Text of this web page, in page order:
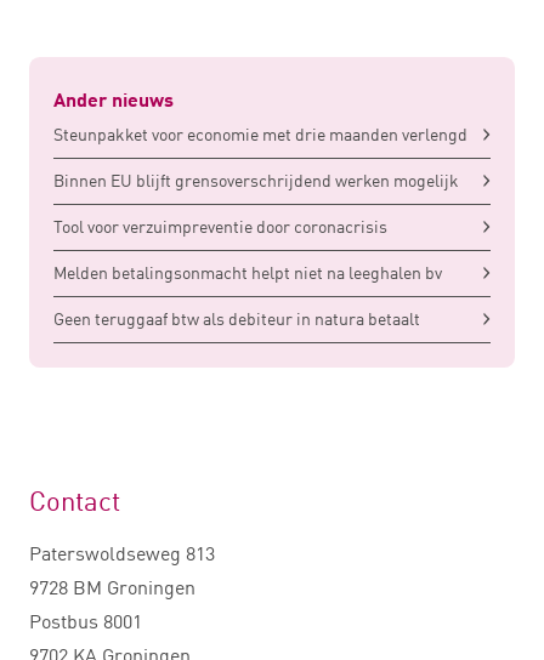
Ander nieuws
Steunpakket voor economie met drie maanden verlengd
Binnen EU blijft grensoverschrijdend werken mogelijk
Tool voor verzuimpreventie door coronacrisis
Melden betalingsonmacht helpt niet na leeghalen bv
Geen teruggaaf btw als debiteur in natura betaalt
Contact
Paterswoldseweg 813
9728 BM Groningen
Postbus 8001